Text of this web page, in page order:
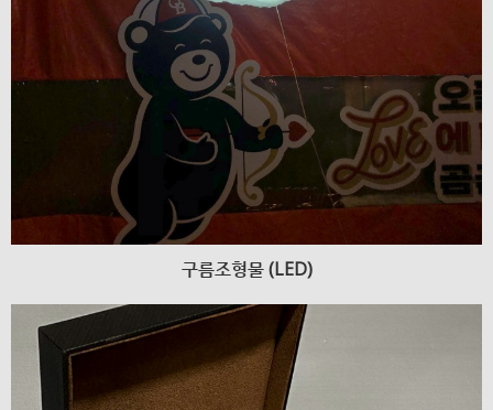
구름조형물 (LED)